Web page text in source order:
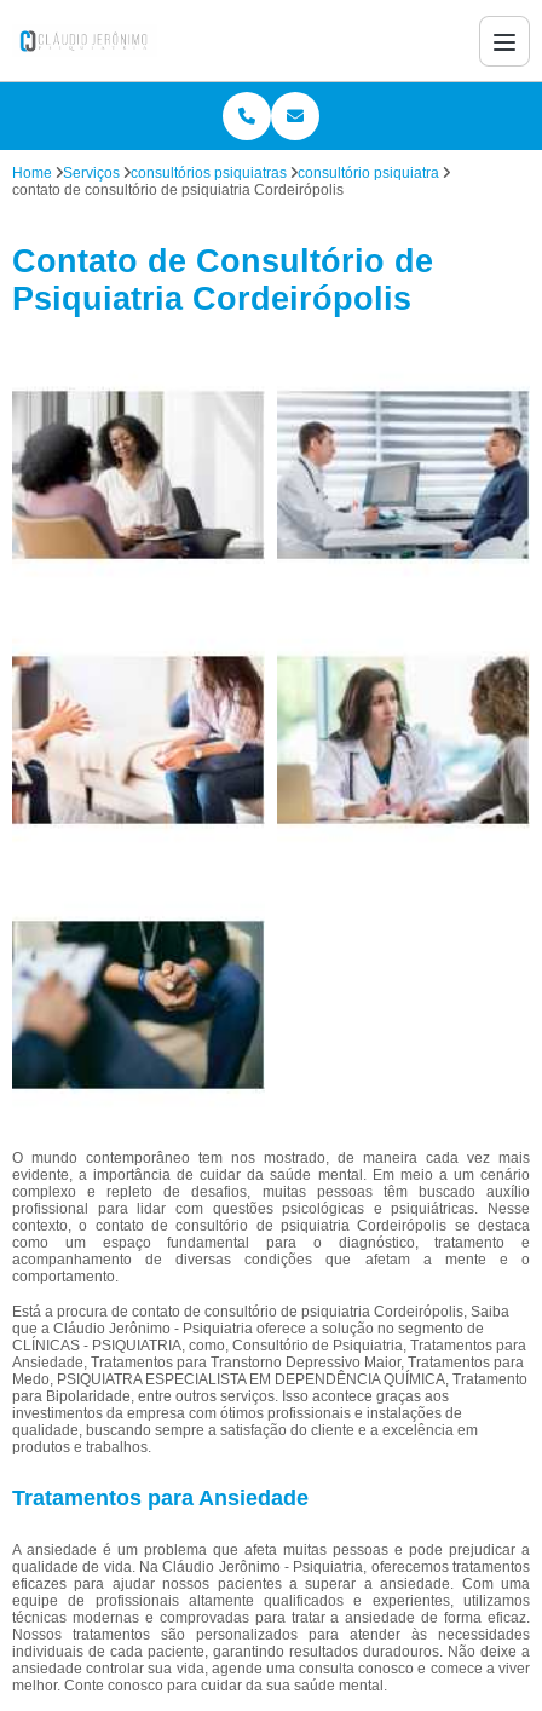
Home Serviços consultórios psiquiatras
consultório psiquiatra
contato de consultório de psiquiatria Cordeirópolis
Contato de Consultório de
Psiquiatria Cordeirópolis
O mundo contemporâneo tem nos mostrado, de maneira cada vez mais
evidente, a importância de cuidar da saúde mental. Em meio a um cenário
complexo e repleto de desafios, muitas pessoas têm buscado auxílio
profissional para lidar com questões psicológicas e psiquiátricas. Nesse
contexto, o contato de consultório de psiquiatria Cordeirópolis se destaca
como um espaço fundamental para o diagnóstico, tratamento e
acompanhamento de diversas condições que afetam a mente e o
comportamento.
Está a procura de contato de consultório de psiquiatria Cordeirópolis, Saiba
que a Cláudio Jerônimo - Psiquiatria oferece a solução no segmento de
CLÍNICAS - PSIQUIATRIA, como, Consultório de Psiquiatria, Tratamentos para
Ansiedade, Tratamentos para Transtorno Depressivo Maior, Tratamentos para
Medo, PSIQUIATRA ESPECIALISTA EM DEPENDÊNCIA QUÍMICA, Tratamento
para Bipolaridade, entre outros serviços. Isso acontece graças aos
investimentos da empresa com ótimos profissionais e instalações de
qualidade, buscando sempre a satisfação do cliente e a excelência em
produtos e trabalhos.
Tratamentos para Ansiedade
A ansiedade é um problema que afeta muitas pessoas e pode prejudicar a
qualidade de vida. Na Cláudio Jerônimo - Psiquiatria, oferecemos tratamentos
eficazes para ajudar nossos pacientes a superar a ansiedade. Com uma
equipe de profissionais altamente qualificados e experientes, utilizamos
técnicas modernas e comprovadas para tratar a ansiedade de forma eficaz.
Nossos tratamentos são personalizados para atender às necessidades
individuais de cada paciente, garantindo resultados duradouros. Não deixe a
ansiedade controlar sua vida, agende uma consulta conosco e comece a viver
melhor. Conte conosco para cuidar da sua saúde mental.